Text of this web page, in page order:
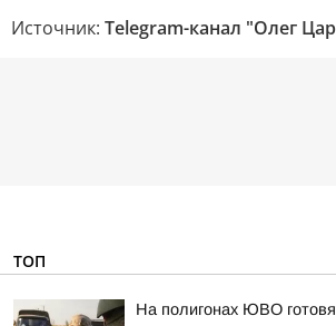
Источник: Telegram-канал "Олег
ТОП
На полигонах ЮВО